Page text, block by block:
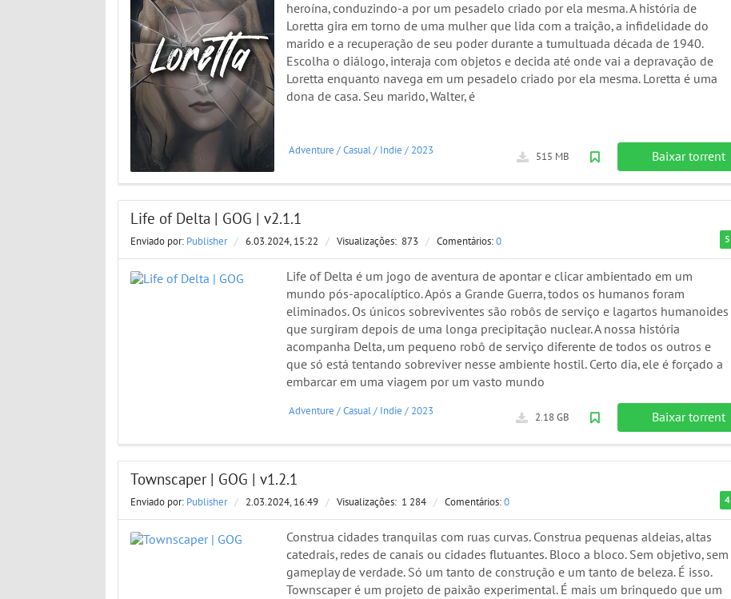
heroína, conduzindo-a por um pesadelo criado por ela mesma. A história de
Loretta gira em torno de uma mulher que lida com a traição, a infidelidade do
marido e a recuperação de seu poder durante a tumultuada década de 1940.
Escolha o diálogo, interaja com objetos e decida até onde vai a depravação de
Loretta enquanto navega em um pesadelo criado por ela mesma. Loretta é uma
dona de casa. Seu marido, Walter, é
Baixar torrent
515 MB
Adventure /Casual/ Indie / 2023
Life of Delta | GOG | v2.1.1
5
Enviado por: Publisher / 6.03.2024, 15:22 / Visualizações: 873 / Comentários:0
Life of Delta é um jogo de aventura de apontar e clicar ambientado em um
mundo pós-apocalíptico. Após a Grande Guerra, todos os humanos foram
eliminados. Os únicos sobreviventes são robôs de serviço e lagartos humanoides
que surgiram depois de uma longa precipitação nuclear. A nossa história
acompanha Delta, um pequeno robô de serviço diferente de todos os outros e
que só está tentando sobreviver nesse ambiente hostil. Certo dia, ele é forçado a
embarcar em uma viagem por um vasto mundo
Baixar torrent
2.18 GB
Adventure /Casual/ Indie / 2023
Townscaper | GOG | v1.2.1
4
Enviado por: Publisher / 2.03.2024, 16:49 / Visualizações: 1 284 / Comentários:0
Construa cidades tranquilas com ruas curvas. Construa pequenas aldeias, altas
catedrais, redes de canais ou cidades flutuantes. Bloco a bloco. Sem objetivo, sem
gameplay de verdade. Só um tanto de construção e um tanto de beleza. É isso.
Townscaper é um projeto de paixão experimental. É mais um brinquedo que um